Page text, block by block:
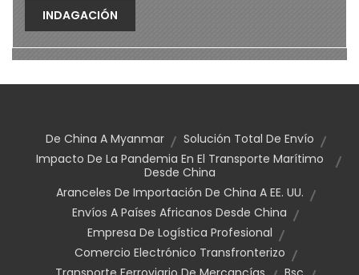
INDAGACIÓN
De China A Myanmar
Solución Total De Envío
Impacto De La Pandemia En El Transporte Marítimo
Desde China
Aranceles De Importación De China A EE. UU.
Envíos A Países Africanos Desde China
Empresa De Logística Profesional
Comercio Electrónico Transfronterizo